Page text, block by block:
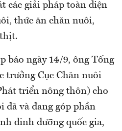
các giải pháp toàn diện
thức ăn chăn nuôi,
báo ngày 14/9, ông Tống
trưởng Cục Chăn nuôi
triển nông thôn) cho
đã và đang góp phần
dinh dưỡng quốc gia,